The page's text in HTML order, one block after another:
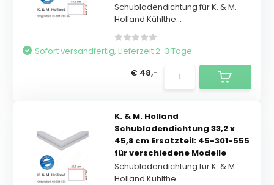
Schubladendichtung für K. & M.
Holland Kühlthe...
Sofort versandfertig, Lieferzeit 2-3 Tage
€ 48,-
K. & M. Holland
Schubladendichtung 33,2 x
45,8 cm Ersatzteil: 45-301-555
für verschiedene Modelle
Schubladendichtung für K. & M.
Holland Kühlthe...